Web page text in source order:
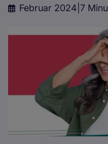
Februar 2024 7